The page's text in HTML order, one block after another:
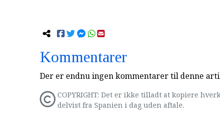
Kommentarer
Der er endnu ingen kommentarer til denne
COPYRIGHT: Det er ikke tilladt at kopiere
delvist fra Spanien i dag uden aftale.